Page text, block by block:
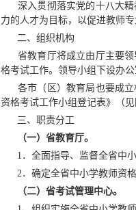
深入贯彻落实党的十八大精
力的人才为目标，以促进教师
二、组织机构
省教育厅将成立由厅主要领
格考试工作。领导小组下设办
各市（区）教育局也要成立
资格考试工作小组登记表》（
三、职责分工
（一）省教育厅。
1．全面指导、监督全省中小
2．确定全省中小学教师资格
（二）省考试管理中心。